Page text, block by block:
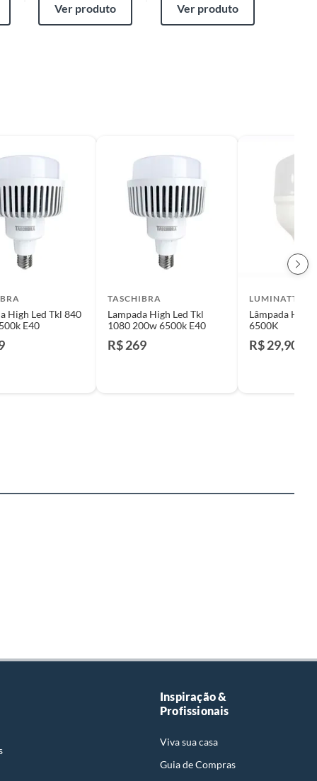
Ver produto Ver produto
High Led Tkl 840
E40
TASCHIBRA
Lampada High Led Tkl
1080 200w 6500k E40
R$ 269
LUMINATTI
Lâmpada High
6500K
R$ 29,90
Inspiração &
Profissionais
Viva sua casa
Guia de Compras